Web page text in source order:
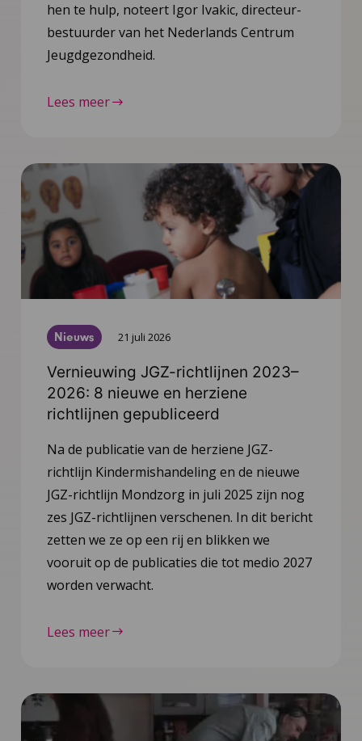
hen te hulp, noteert Igor Ivakic, directeur-
bestuurder van het Nederlands Centrum
Jeugdgezondheid.
Lees meer
Nieuws 21 juli 2026
Vernieuwing JGZ-richtlijnen 2023–
2026: 8 nieuwe en herziene
richtlijnen gepubliceerd
Na de publicatie van de herziene JGZ-
richtlijn Kindermishandeling en de nieuwe
JGZ-richtlijn Mondzorg in juli 2025 zijn nog
zes JGZ-richtlijnen verschenen. In dit bericht
zetten we ze op een rij en blikken we
vooruit op de publicaties die tot medio 2027
worden verwacht.
Lees meer